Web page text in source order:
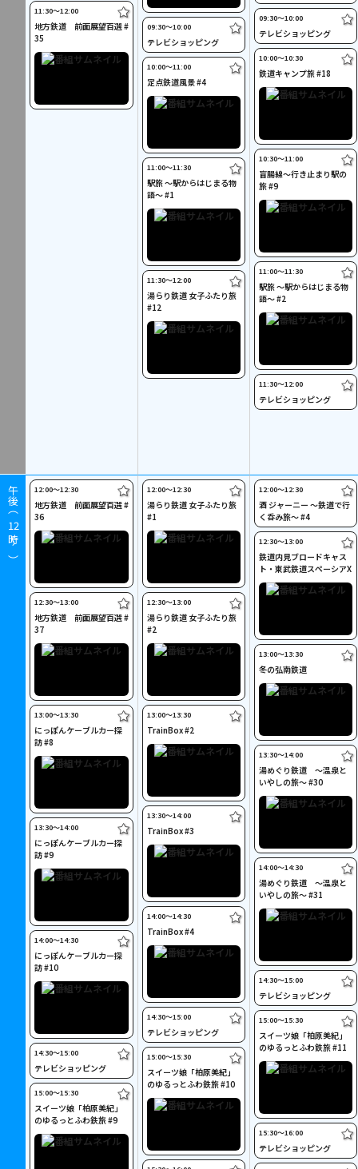
午後（
12
時～）
11:30〜12:00
地方鉄道 前面展望百選 #
35
09:30〜10:00
テレビショッピング
10:00〜11:00
定点鉄道風景 #4
11:00〜11:30
駅旅 ～駅からはじまる物
語～ #1
11:30〜12:00
湯らり鉄道 女子ふたり旅
#12
09:30〜10:00
テレビショッピング
10:00〜10:30
鉄道キャンプ旅 #18
10:30〜11:00
盲腸線～行き止まり駅の
旅 #9
11:00〜11:30
駅旅 ～駅からはじまる物
語～ #2
11:30〜12:00
テレビショッピング
12:00〜12:30
地方鉄道 前面展望百選 #
36
12:30〜13:00
地方鉄道 前面展望百選 #
37
13:00〜13:30
にっぽんケーブルカー探
訪 #8
13:30〜14:00
にっぽんケーブルカー探
訪 #9
14:00〜14:30
にっぽんケーブルカー探
訪 #10
14:30〜15:00
テレビショッピング
15:00〜15:30
スイーツ娘「柏原美紀」
のゆるっとふわ鉄旅 #9
12:00〜12:30
湯らり鉄道 女子ふたり旅
#1
12:30〜13:00
湯らり鉄道 女子ふたり旅
#2
13:00〜13:30
TrainBox #2
13:30〜14:00
TrainBox #3
14:00〜14:30
TrainBox #4
14:30〜15:00
テレビショッピング
15:00〜15:30
スイーツ娘「柏原美紀」
のゆるっとふわ鉄旅 #10
12:00〜12:30
酒 ジャーニー ～鉄道で行
く呑み旅～ #4
12:30〜13:00
鉄道内見ブロードキャス
ト・東武鉄道スペーシアX
13:00〜13:30
冬の弘南鉄道
13:30〜14:00
湯めぐり鉄道 ～温泉と
いやしの旅～ #30
14:00〜14:30
湯めぐり鉄道 ～温泉と
いやしの旅～ #31
14:30〜15:00
テレビショッピング
15:00〜15:30
スイーツ娘「柏原美紀」
のゆるっとふわ鉄旅 #11
15:30〜16:00
テレビショッピング